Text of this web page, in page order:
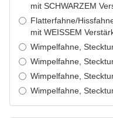
mit SCHWARZEM
Flatterfahne/
mit WEISSEM
Wimpelfahne,
Wimpelfahne,
Wimpelfahne,
Wimpelfahne,